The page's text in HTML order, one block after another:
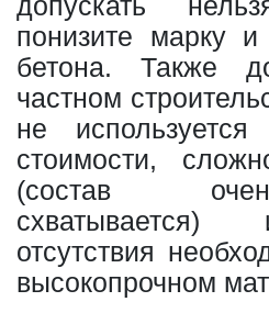
понизите марку и
бетона. Также
частном
не
стоимости,
(состав
отсутствия
высокопрочном